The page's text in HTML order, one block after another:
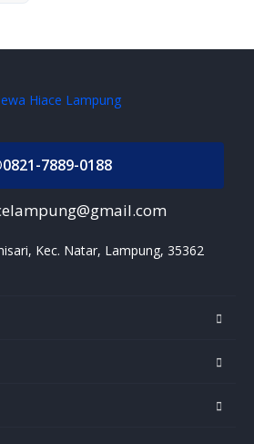
0821-7889-0188
Kec. Natar, Lampung, 35362